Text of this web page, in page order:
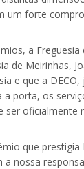
um forte
a
de Meirinhas,
e que a
porta, os
ser oficialmente
que
nossa